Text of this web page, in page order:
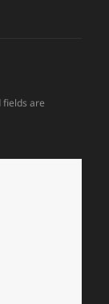
fields are